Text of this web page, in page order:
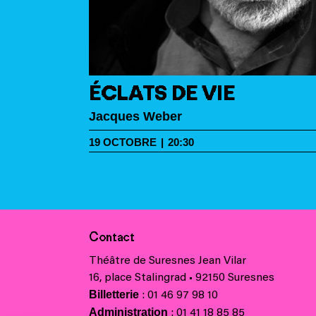
ÉCLATS DE VIE
Jacques Weber
19OCTOBRE | 20:30
Contact
Théâtre de Suresnes Jean Vilar
16, place Stalingrad • 92150 Suresnes
Billetterie : 01 46 97 98 10
Administration : 01 41 18 85 85